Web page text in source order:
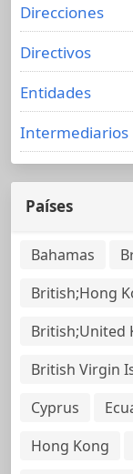
Direcciones
Directivos
Entidades
Intermediarios
Países
Bahamas
British;Hong
British;United
British Virgin
Cyprus
Hong Kong